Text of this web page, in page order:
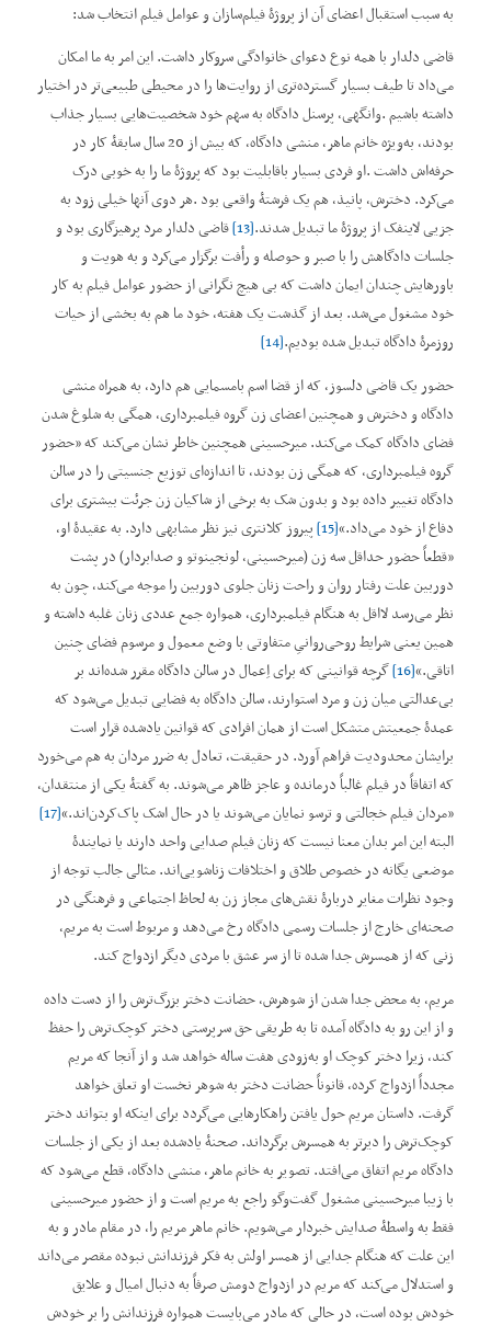
به سبب استقبال اعضای آن از پروژۀ فیلم‌سازان و عوامل فیلم انتخاب شد:
قاضی دلدار با همه نوع دعوای خانوادگی سروکار داشت. این امر به ما امکان
می‌داد تا طیف بسیار گسترده‌تری از روایت‌ها را در محیطی طبیعی‌تر در اختیار
داشته باشیم .وانگهی، پرسنل دادگاه به سهم خود شخصیت‌هایی بسیار جذاب
بودند، به‌ویژه خانم ماهر، منشی دادگاه، که بیش از 20 سال سابقۀ کار در
حرفه‌‌اش داشت .او فردی بسیار باقابلیت بود که پروژۀ ما را به خوبی درک
می‌کرد. دخترش، پانیذ، هم یک فرشتۀ واقعی بود .هر دوی آنها خیلی زود به
جزیی لاینفک از پروژۀ ما تبدیل شدند.[13]
قاضی دلدار مرد پرهیزگاری بود و
جلسات دادگاهش را با صبر و حوصله و رأفت برگزار می‌کرد و به هویت و
باورهایش چندان ایمان داشت که بی هیچ نگرانی از حضور عوامل فیلم به کار
خود مشغول می‌شد. بعد از گذشت یک هفته، خود ما هم به بخشی از حیات
روزمرۀ دادگاه تبدیل شده بودیم.[14]
حضور یک قاضی دلسوز، که از قضا اسم بامسمایی هم دارد، به همراه منشی
دادگاه و دخترش و همچنین اعضای زن گروه فیلمبرداری، همگی به شلوغ شدن
فضای دادگاه کمک می‌کند. میرحسینی همچنین خاطر نشان می‌کند که ”حضور
گروه فیلمبرداری، که همگی زن بودند، تا اندازه‌ای توزیع جنسیتی را در سالن
دادگاه تغییر داده بود و بدون شک به برخی از شاکیان زن جرئت بیشتری برای
دفاع از خود می‌داد.“[15]
پیروز کلانتری نیز نظر مشابهی دارد. به عقیدۀ او،
”قطعاً حضور حداقل سه زن (میرحسینی، لونجینوتو و صدابردار) در پشت
دوربین علت رفتار روان و راحت زنان جلوی دوربین را موجه می‌کند، چون به
نظر می‌رسد لااقل به هنگام فیلمبرداری، همواره جمع عددی زنان غلبه داشته و
همین یعنی شرایط روحی‌روانیِ متفاوتی با وضع معمول و مرسوم فضای چنین
اتاقی.“[16]
گرچه قوانینی که برای اِعمال در سالن دادگاه مقرر شده‌اند بر
بی‌عدالتی میان زن و مرد استوارند، سالن دادگاه به فضایی تبدیل می‌شود که
عمدۀ جمعیتش متشکل است از همان افرادی که قوانین یادشده قرار است
برایشان محدودیت فراهم آورد. در حقیقت، تعادل به ضرر مردان به هم می‌خورد
که اتفاقاً در فیلم غالباً درمانده و عاجز ظاهر می‌شوند. به گفتۀ یکی از منتقدان،
”مردان فیلم خجالتی و ترسو نمایان می‌شوند یا در حال اشک پاک‌کردن‌اند.“[17]
البته این امر بدان معنا نیست که زنان فیلم صدایی واحد دارند یا نمایندۀ
موضعی یگانه در خصوص طلاق و اختلافات زناشویی‌اند. مثالی جالب ‌توجه از
وجود نظرات مغایر دربارۀ نقش‌های مجاز زن به لحاظ اجتماعی و فرهنگی در
صحنه‌ای خارج از جلسات رسمی دادگاه رخ می‌دهد و مربوط است به مریم،
زنی که از همسرش جدا شده تا از سر عشق با مردی دیگر ازدواج کند.
مریم، به محض جدا شدن از شوهرش، حضانت دختر بزرگ‌ترش را از دست داده
و از این ‌رو به دادگاه آمده تا به طریقی حق سرپرستی دختر کوچک‌ترش را حفظ
کند، زیرا دختر کوچک‌ او به‌زودی هفت ‌ساله خواهد شد و از آنجا که مریم
مجدداً ازدواج کرده، قانوناً حضانت دختر به شوهر نخست او تعلق خواهد
گرفت. داستان مریم حول یافتن راهکارهایی می‌گردد برای اینکه او بتواند دختر
کوچک‌ترش را دیرتر به همسرش برگرداند. صحنۀ یادشده بعد از یکی از جلسات
دادگاه مریم اتفاق می‌افتد. تصویر به خانم ماهر، منشی دادگاه، قطع می‌شود که
با زیبا میرحسینی مشغول گفت‌وگو راجع ‌به مریم است و از حضور میرحسینی
فقط به واسطۀ صدایش خبردار می‌شویم. خانم ماهر مریم را، در مقام مادر و به
این علت که هنگام جدایی از همسر اولش به فکر فرزندانش نبوده مقصر می‌داند
و استدلال می‌کند که مریم در ازدواج دومش صرفاً به دنبال امیال و علایق
خودش بوده است، در حالی که مادر می‌بایست همواره فرزندانش را بر خودش